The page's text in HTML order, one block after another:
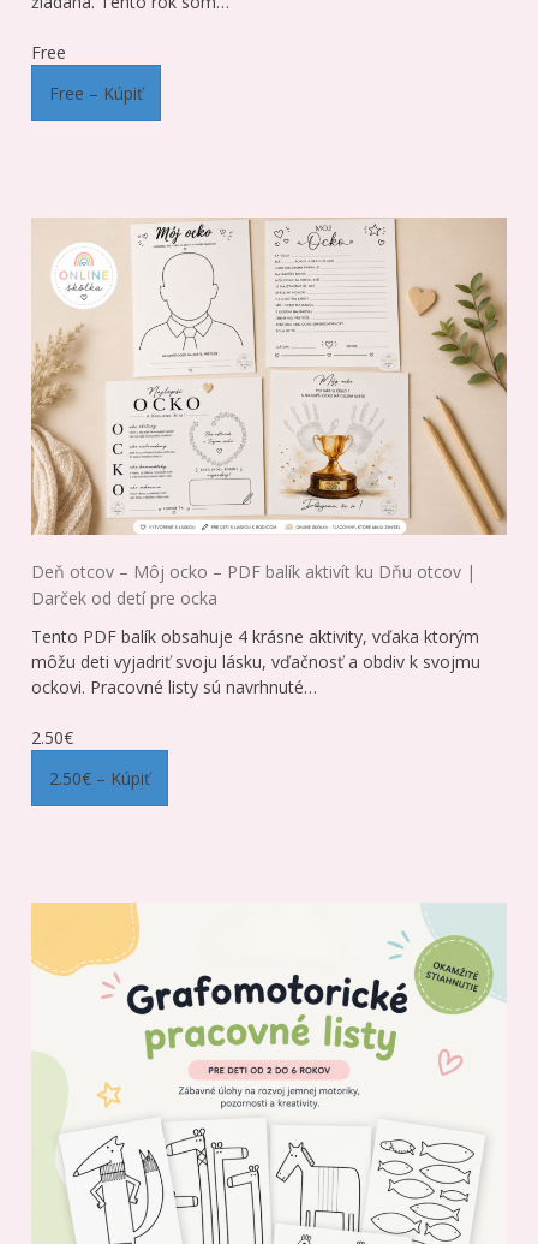
Free
Free – Kúpiť
Deň otcov – Môj ocko – PDF balík aktivít ku Dňu otcov |
Darček od detí pre ocka
Tento PDF balík obsahuje 4 krásne aktivity, vďaka ktorým
môžu deti vyjadriť svoju lásku, vďačnosť a obdiv k svojmu
ockovi. Pracovné listy sú navrhnuté…
2.50€
2.50€ – Kúpiť